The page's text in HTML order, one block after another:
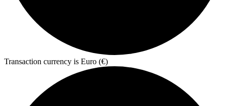
Transaction currency is Euro (€)